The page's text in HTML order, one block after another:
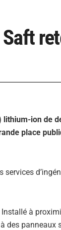
lithium-ion de
place
à
des